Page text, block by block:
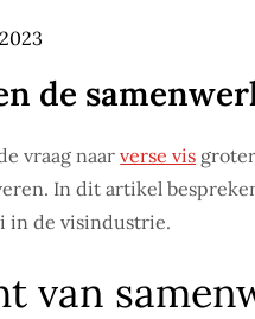
de
vraag naarverse vis
In dit artikel
in de visindustrie.
van